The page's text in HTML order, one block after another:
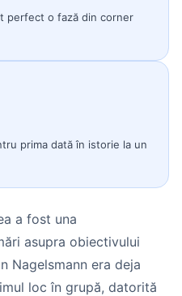
perfect o fază din corner
prima dată în istorie la un
a fost una
asupra obiectivului
Nagelsmann era deja
loc în grupă, datorită